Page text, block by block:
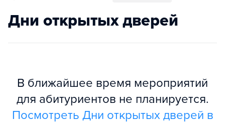
Дни открытых дверей
В ближайшее время мероприятий
для абитуриентов не планируется.
Посмотреть Дни открытых дверей в